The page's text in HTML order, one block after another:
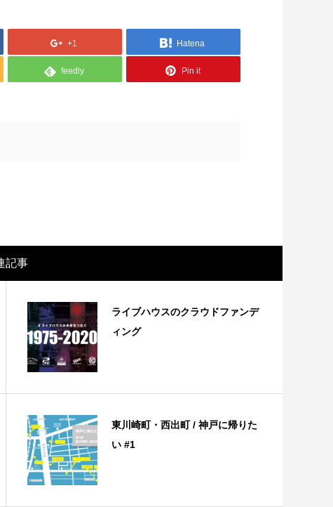
+1 Hatena
feedly Pin it
記事
ライブハウスのクラウドファンデ
ィング
東川崎町・西出町 / 神戸に帰りた
い #1